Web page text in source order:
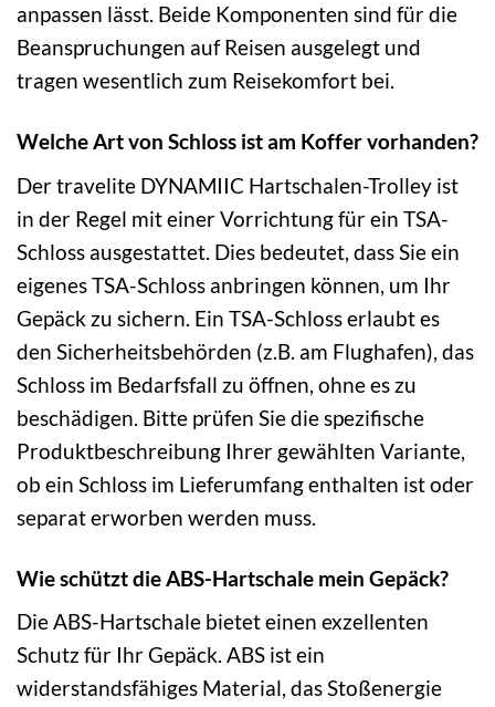
anpassen lässt. Beide Komponenten sind für die
Beanspruchungen auf Reisen ausgelegt und
tragen wesentlich zum Reisekomfort bei.
Welche Art von Schloss ist am Koffer vorhanden?
Der travelite DYNAMIIC Hartschalen-Trolley ist
in der Regel mit einer Vorrichtung für ein TSA-
Schloss ausgestattet. Dies bedeutet, dass Sie ein
eigenes TSA-Schloss anbringen können, um Ihr
Gepäck zu sichern. Ein TSA-Schloss erlaubt es
den Sicherheitsbehörden (z.B. am Flughafen), das
Schloss im Bedarfsfall zu öffnen, ohne es zu
beschädigen. Bitte prüfen Sie die spezifische
Produktbeschreibung Ihrer gewählten Variante,
ob ein Schloss im Lieferumfang enthalten ist oder
separat erworben werden muss.
Wie schützt die ABS-Hartschale mein Gepäck?
Die ABS-Hartschale bietet einen exzellenten
Schutz für Ihr Gepäck. ABS ist ein
widerstandsfähiges Material, das Stoßenergie